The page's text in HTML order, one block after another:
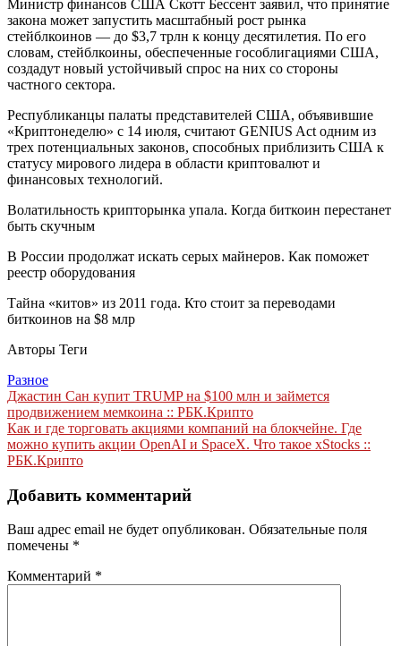
Министр финансов США Скотт Бессент заявил, что принятие
закона может запустить масштабный рост рынка
стейблкоинов — до $3,7 трлн к концу десятилетия. По его
словам, стейблкоины, обеспеченные гособлигациями США,
создадут новый устойчивый спрос на них со стороны
частного сектора.
Республиканцы палаты представителей США, объявившие
«Криптонеделю» с 14 июля, считают GENIUS Act одним из
трех потенциальных законов, способных приблизить США к
статусу мирового лидера в области криптовалют и
финансовых технологий.
Волатильность крипторынка упала. Когда биткоин перестанет
быть скучным
В России продолжат искать серых майнеров. Как поможет
реестр оборудования
Тайна «китов» из 2011 года. Кто стоит за переводами
биткоинов на $8 млр
Авторы Теги
Разное
Навигация
по
записям
Джастин Сан купит TRUMP на $100 млн и займется
продвижением мемкоина :: РБК.Крипто
Как и где торговать акциями компаний на блокчейне. Где
можно купить акции OpenAI и SpaceX. Что такое xStocks ::
РБК.Крипто
Добавить комментарий
Ваш адрес email не будет опубликован. Обязательные поля
помечены *
Комментарий *